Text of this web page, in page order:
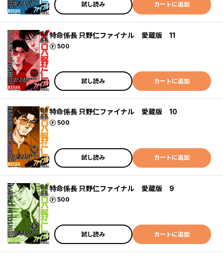
試し読み カートに追加
特命係長 只野仁ファイナル 愛蔵版 11
500
ポイント
試し読み カートに追加
特命係長 只野仁ファイナル 愛蔵版 10
500
ポイント
試し読み カートに追加
特命係長 只野仁ファイナル 愛蔵版 9
500
ポイント
試し読み カートに追加